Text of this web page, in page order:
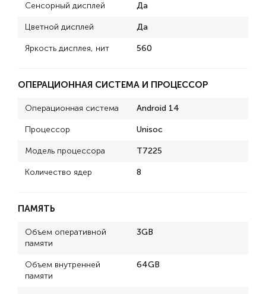
Сенсорный дисплей Да
Цветной дисплей Да
Яркость дисплея, нит 560
ОПЕРАЦИОННАЯ СИСТЕМА И ПРОЦЕССОР
Операционная система Android 14
Процессор Unisoc
Модель процессора T7225
Количество ядер 8
ПАМЯТЬ
Объем оперативной
памяти
3GB
Объем внутренней
памяти
64GB